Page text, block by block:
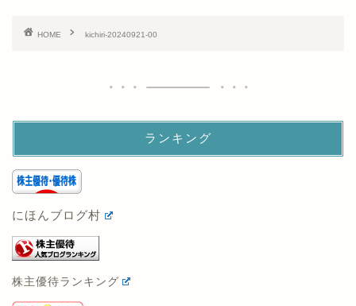
HOME kichiri-20240921-00
ランキング
にほんブログ村
株主優待ランキング